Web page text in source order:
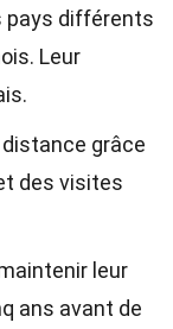
pays différents
Leur
grâce
des visites
leur
ans avant de